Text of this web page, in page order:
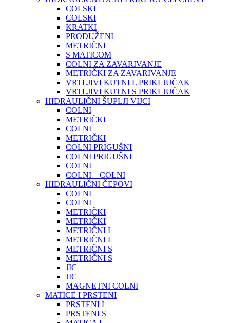
COLSKI
COLSKI
KRATKI
PRODUŽENI
METRIČNI
S MATICOM
COLNI ZA ZAVARIVANJE
METRIČKI ZA ZAVARIVANJE
VRTLJIVI KUTNI L PRIKLJUČAK
VRTLJIVI KUTNI S PRIKLJUČAK
HIDRAULIČNI ŠUPLJI VIJCI
COLNI
METRIČKI
COLNI
METRIČKI
COLNI PRIGUŠNI
COLNI PRIGUŠNI
COLNI
COLNI – COLNI
HIDRAULIČNI ČEPOVI
COLNI
COLNI
METRIČKI
METRIČKI
METRIČNI L
METRIČNI L
METRIČNI S
METRIČNI S
JIC
JIC
MAGNETNI COLNI
MATICE I PRSTENI
PRSTENI L
PRSTENI S